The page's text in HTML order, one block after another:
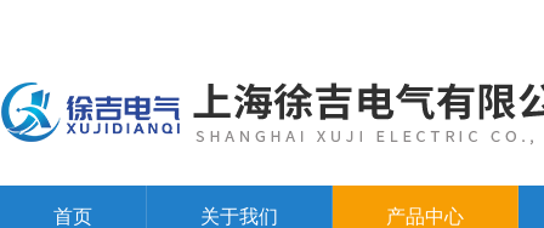
首页 关于我们 产品中心